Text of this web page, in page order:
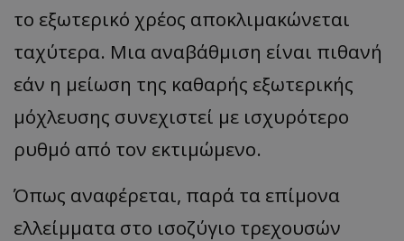
το εξωτερικό χρέος αποκλιμακώνεται
ταχύτερα. Μια αναβάθμιση είναι πιθανή
εάν η μείωση της καθαρής εξωτερικής
μόχλευσης συνεχιστεί με ισχυρότερο
ρυθμό από τον εκτιμώμενο.
Όπως αναφέρεται, παρά τα επίμονα
ελλείμματα στο ισοζύγιο τρεχουσών